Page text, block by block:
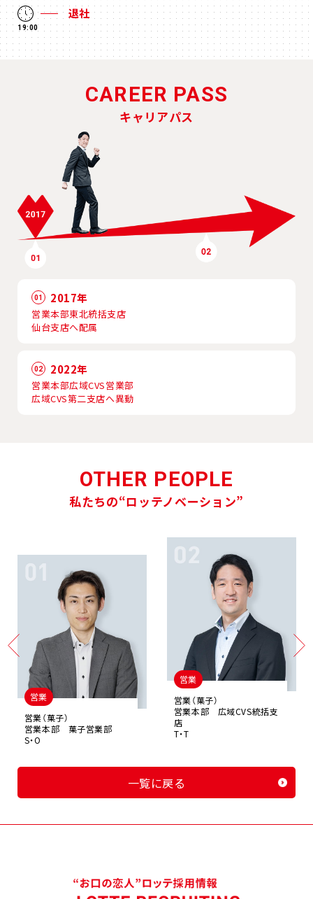
19:00
退社
CAREER PASS
キャリアパス
01 2017年
営業本部東北統括支店
仙台支店へ配属
02 2022年
営業本部広域CVS営業部
広域CVS第二支店へ異動
OTHER PEOPLE
私たちの“ロッテノベーション”
営業
営業（菓子）
営業本部 菓子営業部
S・O
営業
営業（菓子）
営業本部 広域CVS統括支
店
T・T
一覧に戻る